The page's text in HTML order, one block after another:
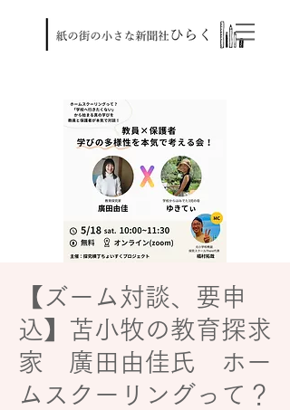
【ズーム対談、要申
込】苫小牧の教育探求
家 廣田由佳氏 ホー
ムスクーリングって？